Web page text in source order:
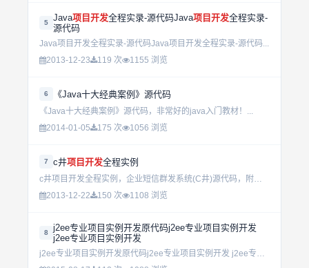
5 Java项目开发全程实录-源代码Java项目开发全程实录-
源代码
Java项目开发全程实录-源代码Java项目开发全程实录-源代码...
2013-12-23
119 次 1155 浏览
6 《Java十大经典案例》源代码
《Java十大经典案例》源代码，非常好的java入门教材！...
2014-01-05
175 次 1056 浏览
7 c井项目开发全程实例
c井项目开发全程实例，企业短信群发系统(C井)源代码，附带使用说明...
2013-12-22
150 次 1108 浏览
8
j2ee专业项目实例开发原代码j2ee专业项目实例开发
j2ee专业项目实例开发
j2ee专业项目实例开发原代码j2ee专业项目实例开发 j2ee专业项目实例开发...